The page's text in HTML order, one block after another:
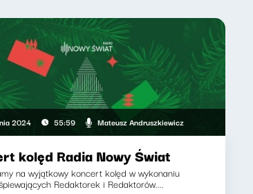
2024 55:59 Mateusz Andruszkiewicz
kolęd Radia Nowy Świat
na wyjątkowy koncert kolęd w wykonaniu
Redaktorek i Redaktorów....